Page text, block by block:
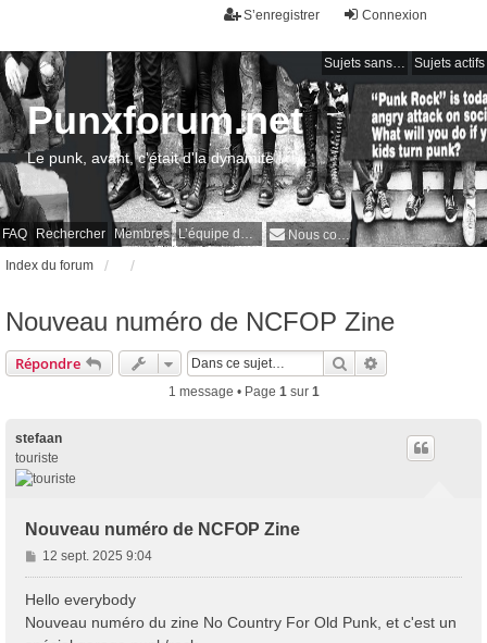
Connexion
S’enregistrer
Sujets sans réponse Sujets actifs
FAQ Rechercher Membres L’équipe du forum Nous contacter
Punxforum.net
Le punk, avant, c'était d'la dynamite !
Index du forum
Nouveau numéro de NCFOP Zine
Répondre Rechercher
1 message • Page 1sur 1
stefaan
touriste
Nouveau numéro de NCFOP Zine
M
e
a
12 sept. 2025 9:04
Hello everybody
Nouveau numéro du zine No Country For Old Punk, et c'est un